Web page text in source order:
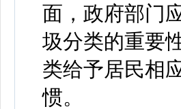
面，政府部门
圾分类的重要
类给予居民相
惯。